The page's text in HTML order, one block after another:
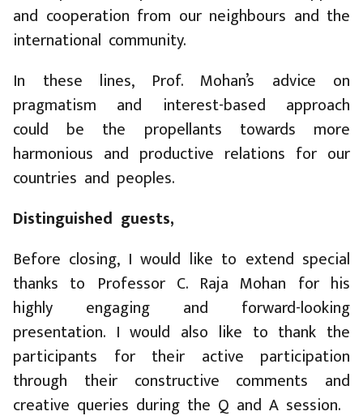
and cooperation from our neighbours and the
international community.
In these lines, Prof. Mohan’s advice on
pragmatism and interest-based approach
could be the propellants towards more
harmonious and productive relations for our
countries and peoples.
Distinguished guests,
Before closing, I would like to extend special
thanks to Professor C. Raja Mohan for his
highly engaging and forward-looking
presentation. I would also like to thank the
participants for their active participation
through their constructive comments and
creative queries during the Q and A session.